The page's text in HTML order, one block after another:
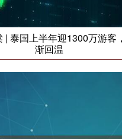
| 泰国上半年迎1300万游客
渐回温